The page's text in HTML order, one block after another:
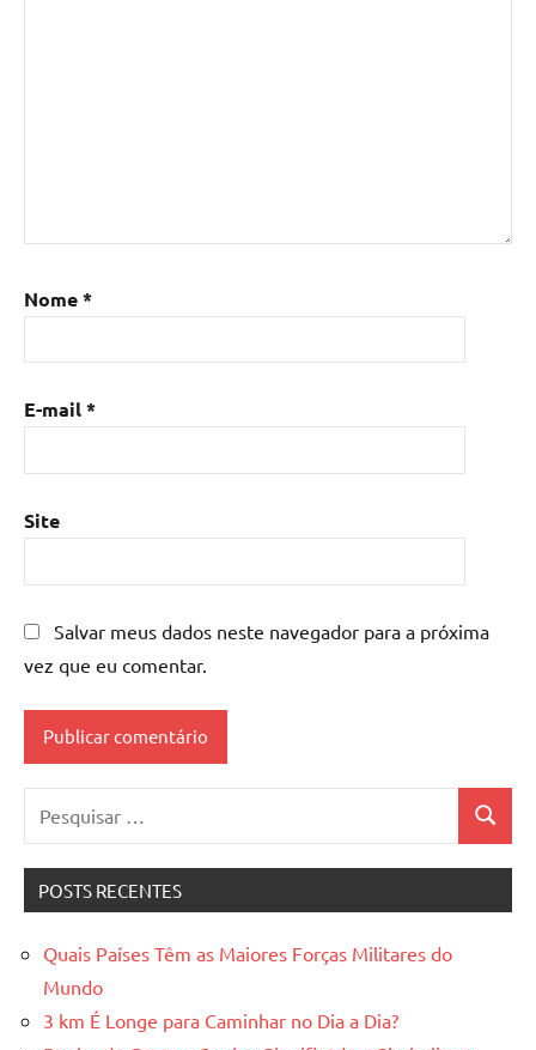
Nome*
E-mail*
Site
Salvar meus dados neste navegador para a próxima
vez que eu comentar.
POSTS RECENTES
Quais Países Têm as Maiores Forças Militares do
Mundo
3 km É Longe para Caminhar no Dia a Dia?